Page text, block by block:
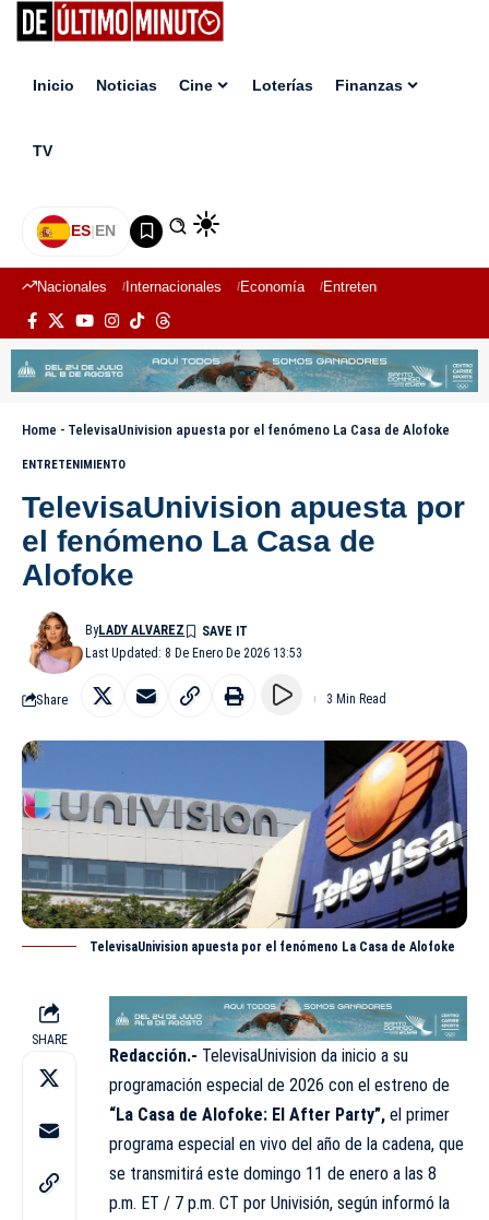
Inicio Noticias Cine Loterías Finanzas
TV
ES|EN
Nacionales Internacionales Economía Entretenimiento
Home - TelevisaUnivision apuesta por el fenómeno La Casa de Alofoke
ENTRETENIMIENTO
TelevisaUnivision apuesta por
el fenómeno La Casa de
Alofoke
Last Updated: 8 De Enero De 2026 13:53
ByLADY ALVAREZ
Share 3 Min Read
TelevisaUnivision apuesta por el fenómeno La Casa de Alofoke
SHARE
Redacción.- TelevisaUnivision da inicio a su
programación especial de 2026 con el estreno de
“La Casa de Alofoke: El After Party”, el primer
programa especial en vivo del año de la cadena, que
se transmitirá este domingo 11 de enero a las 8
p.m. ET / 7 p.m. CT por Univisión, según informó la